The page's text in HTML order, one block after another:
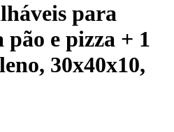
para
e pizza + 1
30x40x10,